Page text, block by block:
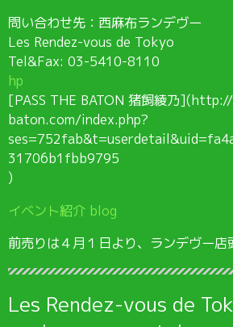
問い合わせ先：西麻布ランデヴー
Les Rendez-vous de Tokyo
Tel&Fax: 03-5410-8110
hp
[PASS THE BATON 猪飼綾乃
baton.com/index.php?
31706b1fbb9795
)
イベント紹介 blog
前売りは４月１日より、ランデヴー店
Les Rendez-vous de